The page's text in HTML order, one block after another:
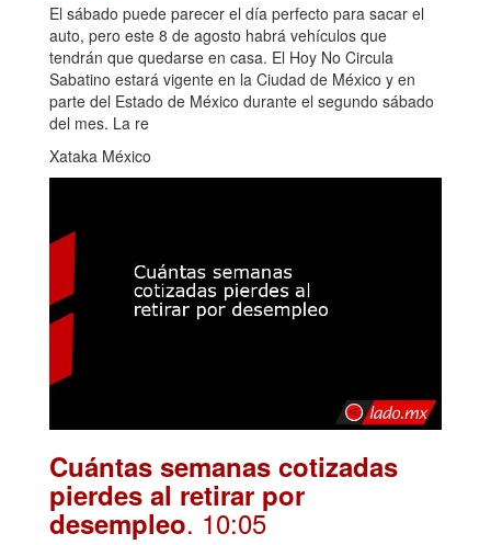
El sábado puede parecer el día perfecto para sacar el
auto, pero este 8 de agosto habrá vehículos que
tendrán que quedarse en casa. El Hoy No Circula
Sabatino estará vigente en la Ciudad de México y en
parte del Estado de México durante el segundo sábado
del mes. La re
Xataka México
Cuántas semanas cotizadas
pierdes al retirar por
desempleo. 10:05